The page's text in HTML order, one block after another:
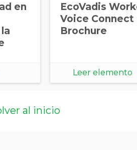
en
EcoVadis
Voice Connect
Brochure
Leer elemento
al inicio